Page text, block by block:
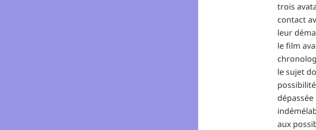
trois
contact
leur
le film
le sujet
dépassée
aux